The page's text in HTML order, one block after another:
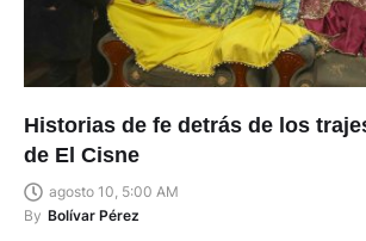
Historias de fe detrás de los
de El Cisne
agosto 10, 5:00 AM
By Bolívar Pérez